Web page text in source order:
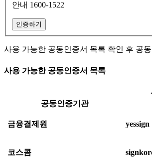
안내 1600-1522
인증하기
사용 가능한 공동인증서 목록 확인 후 공
사용 가능한 공동인증서 목록
공동인증기관
금융결제원 yessign
코스콤